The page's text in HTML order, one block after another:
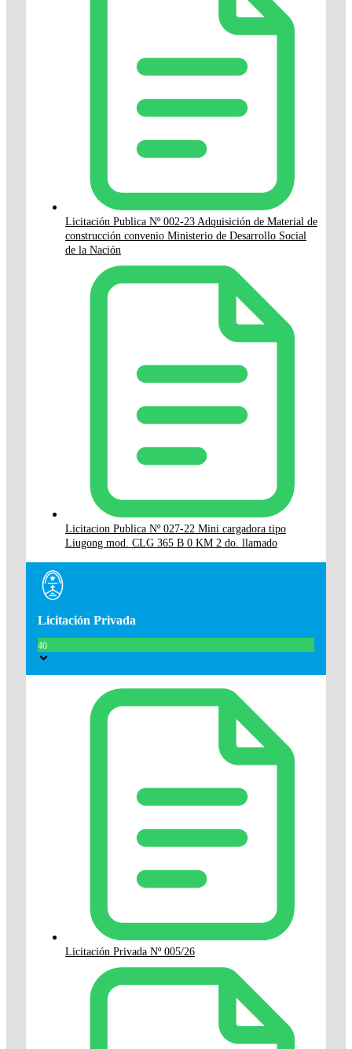
Licitación Publica Nº 002-23 Adquisición de Material de
construcción convenio Ministerio de Desarrollo Social
de la Nación
Licitacion Publica Nº 027-22 Mini cargadora tipo
Liugong mod. CLG 365 B 0 KM 2 do. llamado
Licitación Privada
40
Licitación Privada Nº 005/26